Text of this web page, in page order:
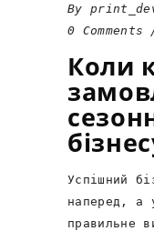
By
0 Comments
Коли
Успішний
наперед, а
правильне